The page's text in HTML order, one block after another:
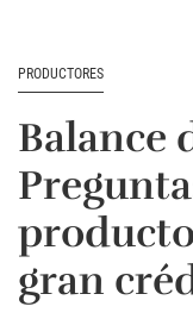
PRODUCTORES
Balance
gran